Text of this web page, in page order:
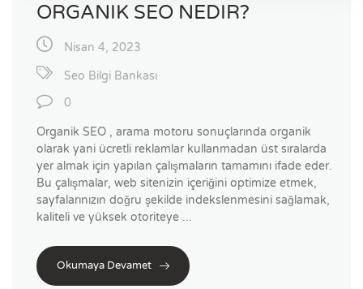
ORGANIK SEO NEDIR?
Nisan 4, 2023
Seo Bilgi Bankası
0
Organik SEO , arama motoru sonuçlarında organik
olarak yani ücretli reklamlar kullanmadan üst sıralarda
yer almak için yapılan çalışmaların tamamını ifade eder.
Bu çalışmalar, web sitenizin içeriğini optimize etmek,
sayfalarınızın doğru şekilde indekslenmesini sağlamak,
kaliteli ve yüksek otoriteye ...
Okumaya Devamet